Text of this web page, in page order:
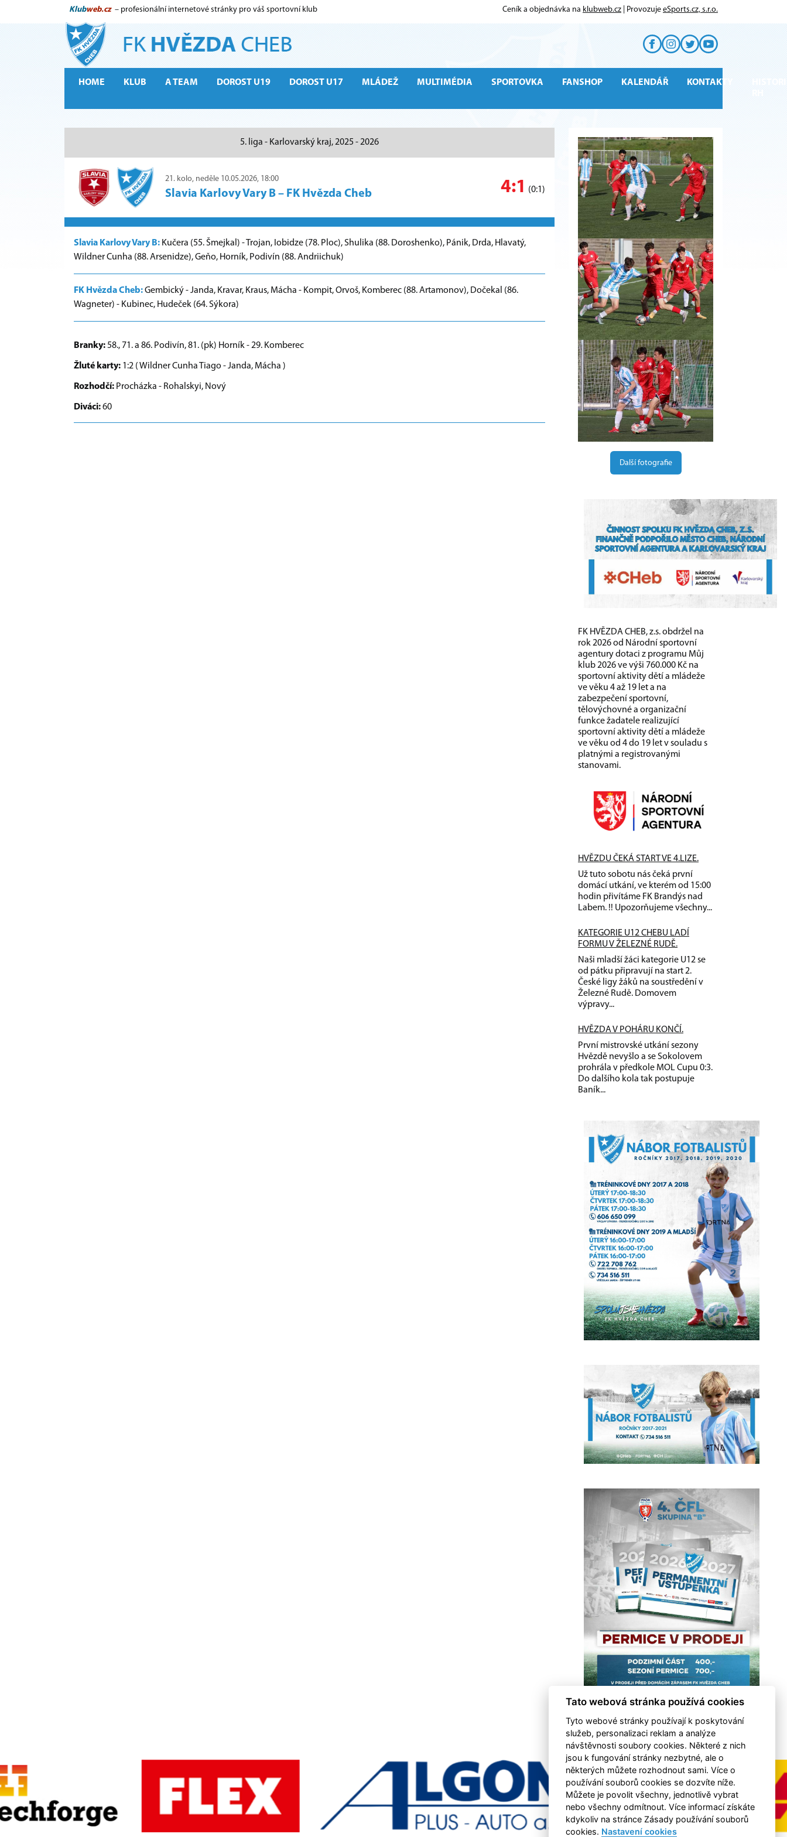
Klubweb.cz – profesionální internetové stránky pro váš sportovní klub Ceník a objednávka na klubweb.cz | Provozuje eSports.cz, s.r.o.
HOME KLUB A TEAM DOROST U19 DOROST U17 MLÁDEŽ MULTIMÉDIA SPORTOVKA FANSHOP KALENDÁŘ KONTAKTY
5. liga - Karlovarský kraj, 2025 - 2026
21. kolo, neděle 10.05.2026, 18:00
Slavia Karlovy Vary B – FK Hvězda Cheb 4:1 (0:1)
Slavia Karlovy Vary B: Kučera (55. Šmejkal) - Trojan, Iobidze (78. Ploc), Shulika (88. Doroshenko), Pánik, Drda, Hlavatý,
Wildner Cunha (88. Arsenidze), Geňo, Horník, Podivín (88. Andriichuk)
FK Hvězda Cheb:Gembický - Janda, Kravar, Kraus, Mácha - Kompit, Orvoš, Komberec (88. Artamonov), Dočekal (86.
Wagneter) - Kubinec, Hudeček (64. Sýkora)
Branky:58., 71. a 86. Podivín, 81. (pk) Horník - 29. Komberec
Žluté karty: 1:2 ( Wildner Cunha Tiago - Janda, Mácha )
Rozhodčí: Procházka - Rohalskyi, Nový
Diváci:60
Další fotografie
FK HVĚZDA CHEB, z.s. obdržel na
rok 2026 od Národní sportovní
agentury dotaci z programu Můj
klub 2026 ve výši 760.000 Kč na
sportovní aktivity dětí a mládeže
ve věku 4 až 19 let a na
zabezpečení sportovní,
tělovýchovné a organizační
funkce žadatele realizující
sportovní aktivity dětí a mládeže
ve věku od 4 do 19 let v souladu s
platnými a registrovanými
stanovami.
HVĚZDU ČEKÁ START VE 4.LIZE.
Už tuto sobotu nás čeká první
domácí utkání, ve kterém od 15:00
hodin přivítáme FK Brandýs nad
Labem. !! Upozorňujeme všechny...
KATEGORIE U12 CHEBU LADÍ
FORMU V ŽELEZNÉ RUDĚ.
Naši mladší žáci kategorie U12 se
od pátku připravují na start 2.
České ligy žáků na soustředění v
Železné Rudě. Domovem
výpravy...
HVĚZDA V POHÁRU KONČÍ.
První mistrovské utkání sezony
Hvězdě nevyšlo a se Sokolovem
prohrála v předkole MOL Cupu 0:3.
Do dalšího kola tak postupuje
Baník...
Tato webová stránka používá cookies
Tyto webové stránky používají k poskytování
služeb, personalizaci reklam a analýze
návštěvnosti soubory cookies. Některé z nich
jsou k fungování stránky nezbytné, ale o
některých můžete rozhodnout sami. Více o
používání souborů cookies se dozvíte níže.
Můžete je povolit všechny, jednotlivě vybrat
nebo všechny odmítnout. Více informací získáte
kdykoliv na stránce Zásady používání souborů
cookies. Nastavení cookies